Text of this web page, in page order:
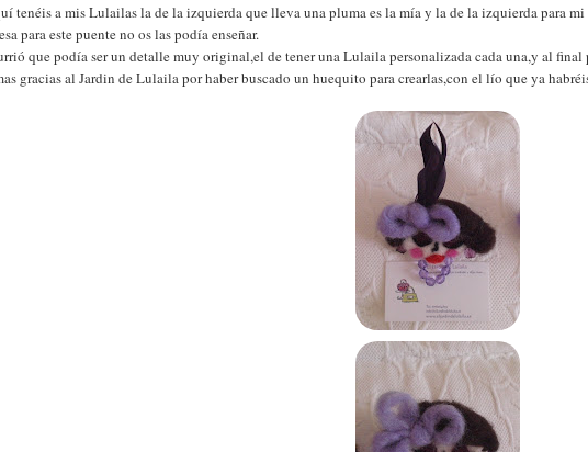
tenéis a mis Lulailas la de la izquierda que lleva una pluma es la mía y la de la izquierda para mi
para este puente no os las podía enseñar.
que podía ser un detalle muy original,el de tener una Lulaila personalizada cada una,y al
gracias al Jardin de Lulaila por haber buscado un huequito para crearlas,con el lío que ya